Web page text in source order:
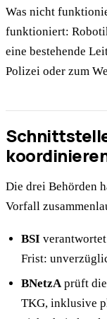
Was nicht
funktioniert:
eine bestehende
Polizei oder zum
Die drei Behörden
Vorfall
BSI
Frist:
BNetzA prüft
TKG, inklusive